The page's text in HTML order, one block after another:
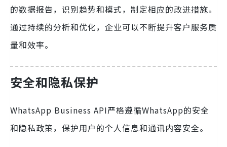
的数据报告，识别趋势和模式，制定相应的改进措施。
通过持续的分析和优化，企业可以不断提升客户服务质
量和效率。
安全和隐私保护
WhatsApp Business API严格遵循WhatsApp的安全
和隐私政策，保护用户的个人信息和通讯内容安全。